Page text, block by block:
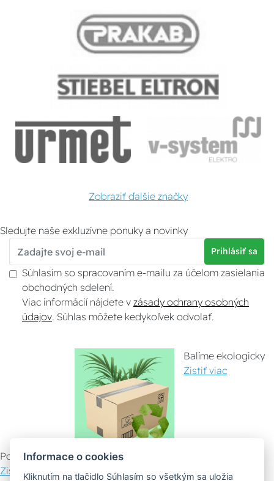
Zobraziť ďalšie značky
Sledujte naše exkluzívne ponuky a novinky
Prihlásiť sa
Súhlasím so spracovaním e-mailu za účelom zasielania
obchodných sdelení.
Viac informácií nájdete v zásady ochrany osobných
údajov . Súhlas môžete kedykoľvek odvolať.
Balíme ekologicky
Zistiť viac
Pomáhame ostatným
Zistiť viac
Informace o cookies
Kliknutím na tlačidlo Súhlasím so všetkým sa uložia